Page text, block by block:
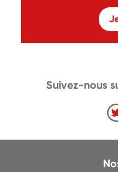
Suivez-nous